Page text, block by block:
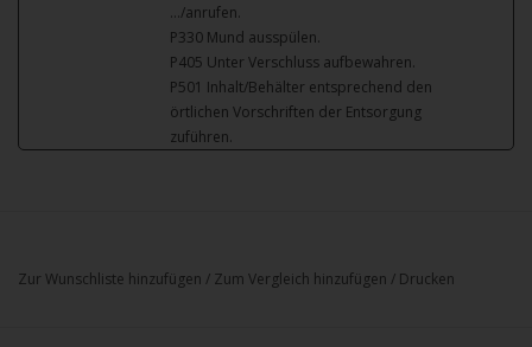
…/anrufen.
P330 Mund ausspülen.
P405 Unter Verschluss aufbewahren.
P501 Inhalt/Behälter entsprechend den
örtlichen Vorschriften der Entsorgung
zuführen.
Zur Wunschliste hinzufügen / Zum Vergleich hinzufügen / Drucken